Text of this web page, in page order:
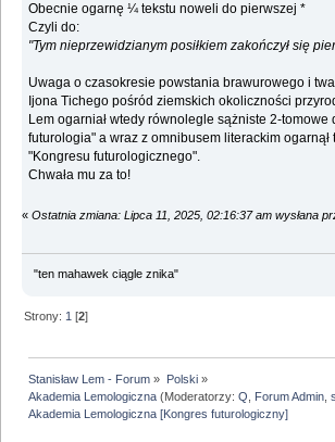
Obecnie ogarnę ¼ tekstu noweli do pierwszej *
Czyli do:
"Tym nieprzewidzianym posiłkiem zakończył się
Uwaga o czasokresie powstania brawurowego i
Ijona Tichego pośród ziemskich okoliczności
Lem ogarniał wtedy równolegle sążniste 2-tomowe
futurologia" a wraz z omnibusem literackim ogarnął
"Kongresu futurologicznego".
Chwała mu za to!
« Ostatnia zmiana: Lipca 11, 2025, 02:16:37 am wysłana
"ten mahawek ciągle znika"
Strony: 1 [2]
Stanisław Lem - Forum » Polski»
Akademia Lemologiczna (Moderatorzy:Q, Forum Admin,
Akademia Lemologiczna [Kongres futurologiczny]